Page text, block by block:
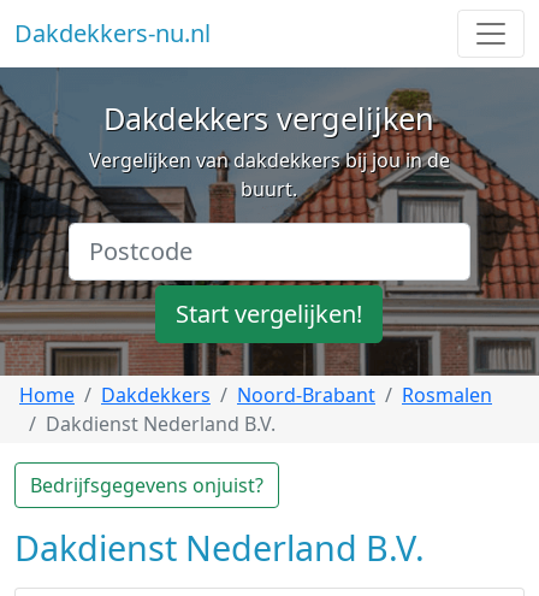
Dakdekkers-nu.nl
Dakdekkers vergelijken
Vergelijken van dakdekkers bij jou in de
buurt.
Start vergelijken!
Home Dakdekkers Noord-Brabant
Rosmalen
Dakdienst Nederland B.V.
Bedrijfsgegevens onjuist?
Dakdienst Nederland B.V.